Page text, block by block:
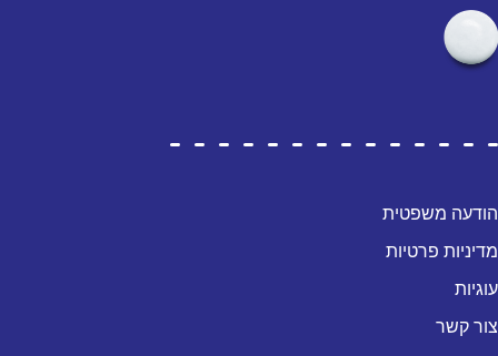
הודעה משפטית
מדיניות פרטיות
עוגיות
צור קשר